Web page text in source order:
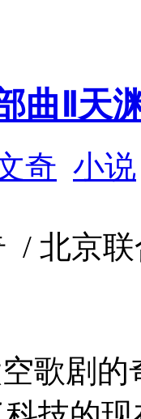
曲Ⅱ天
奇 小说
/ 北京
歌剧